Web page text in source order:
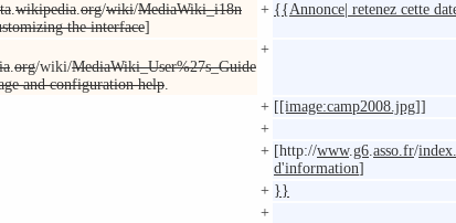
.wikipedia.org/wiki/MediaWiki_i18n
the interface]
+ {{Annonce| retenez cette
.org/wiki/MediaWiki_User%27s_Guide
and configuration help.
+
+ [[image:camp2008.jpg]]
+
+ [http://www.g6.asso.fr/
d'information]
+ }}
+